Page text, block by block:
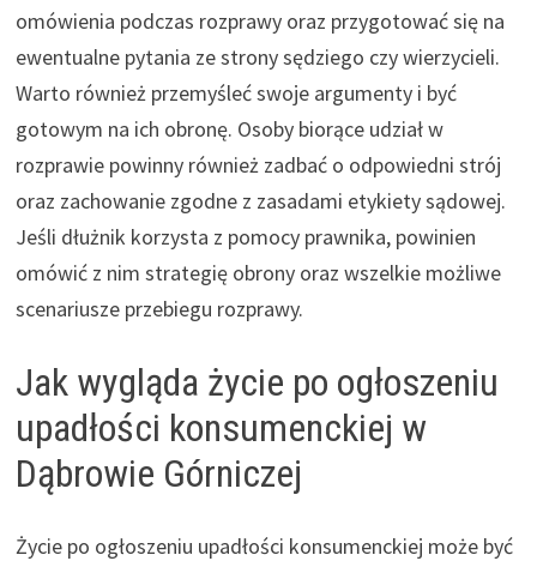
omówienia podczas rozprawy oraz przygotować się na
ewentualne pytania ze strony sędziego czy wierzycieli.
Warto również przemyśleć swoje argumenty i być
gotowym na ich obronę. Osoby biorące udział w
rozprawie powinny również zadbać o odpowiedni strój
oraz zachowanie zgodne z zasadami etykiety sądowej.
Jeśli dłużnik korzysta z pomocy prawnika, powinien
omówić z nim strategię obrony oraz wszelkie możliwe
scenariusze przebiegu rozprawy.
Jak wygląda życie po ogłoszeniu
upadłości konsumenckiej w
Dąbrowie Górniczej
Życie po ogłoszeniu upadłości konsumenckiej może być